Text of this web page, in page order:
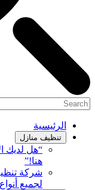
الرئيسية
تنظيف منازل
“هل لديك
هنا!”
شركة
لجميع أنواع